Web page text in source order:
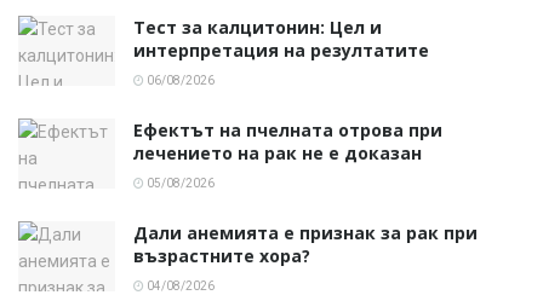
Тест за калцитонин: Цел и
интерпретация на резултатите
06/08/2026
Ефектът на пчелната отрова при
лечението на рак не е доказан
05/08/2026
Дали анемията е признак за рак при
възрастните хора?
04/08/2026